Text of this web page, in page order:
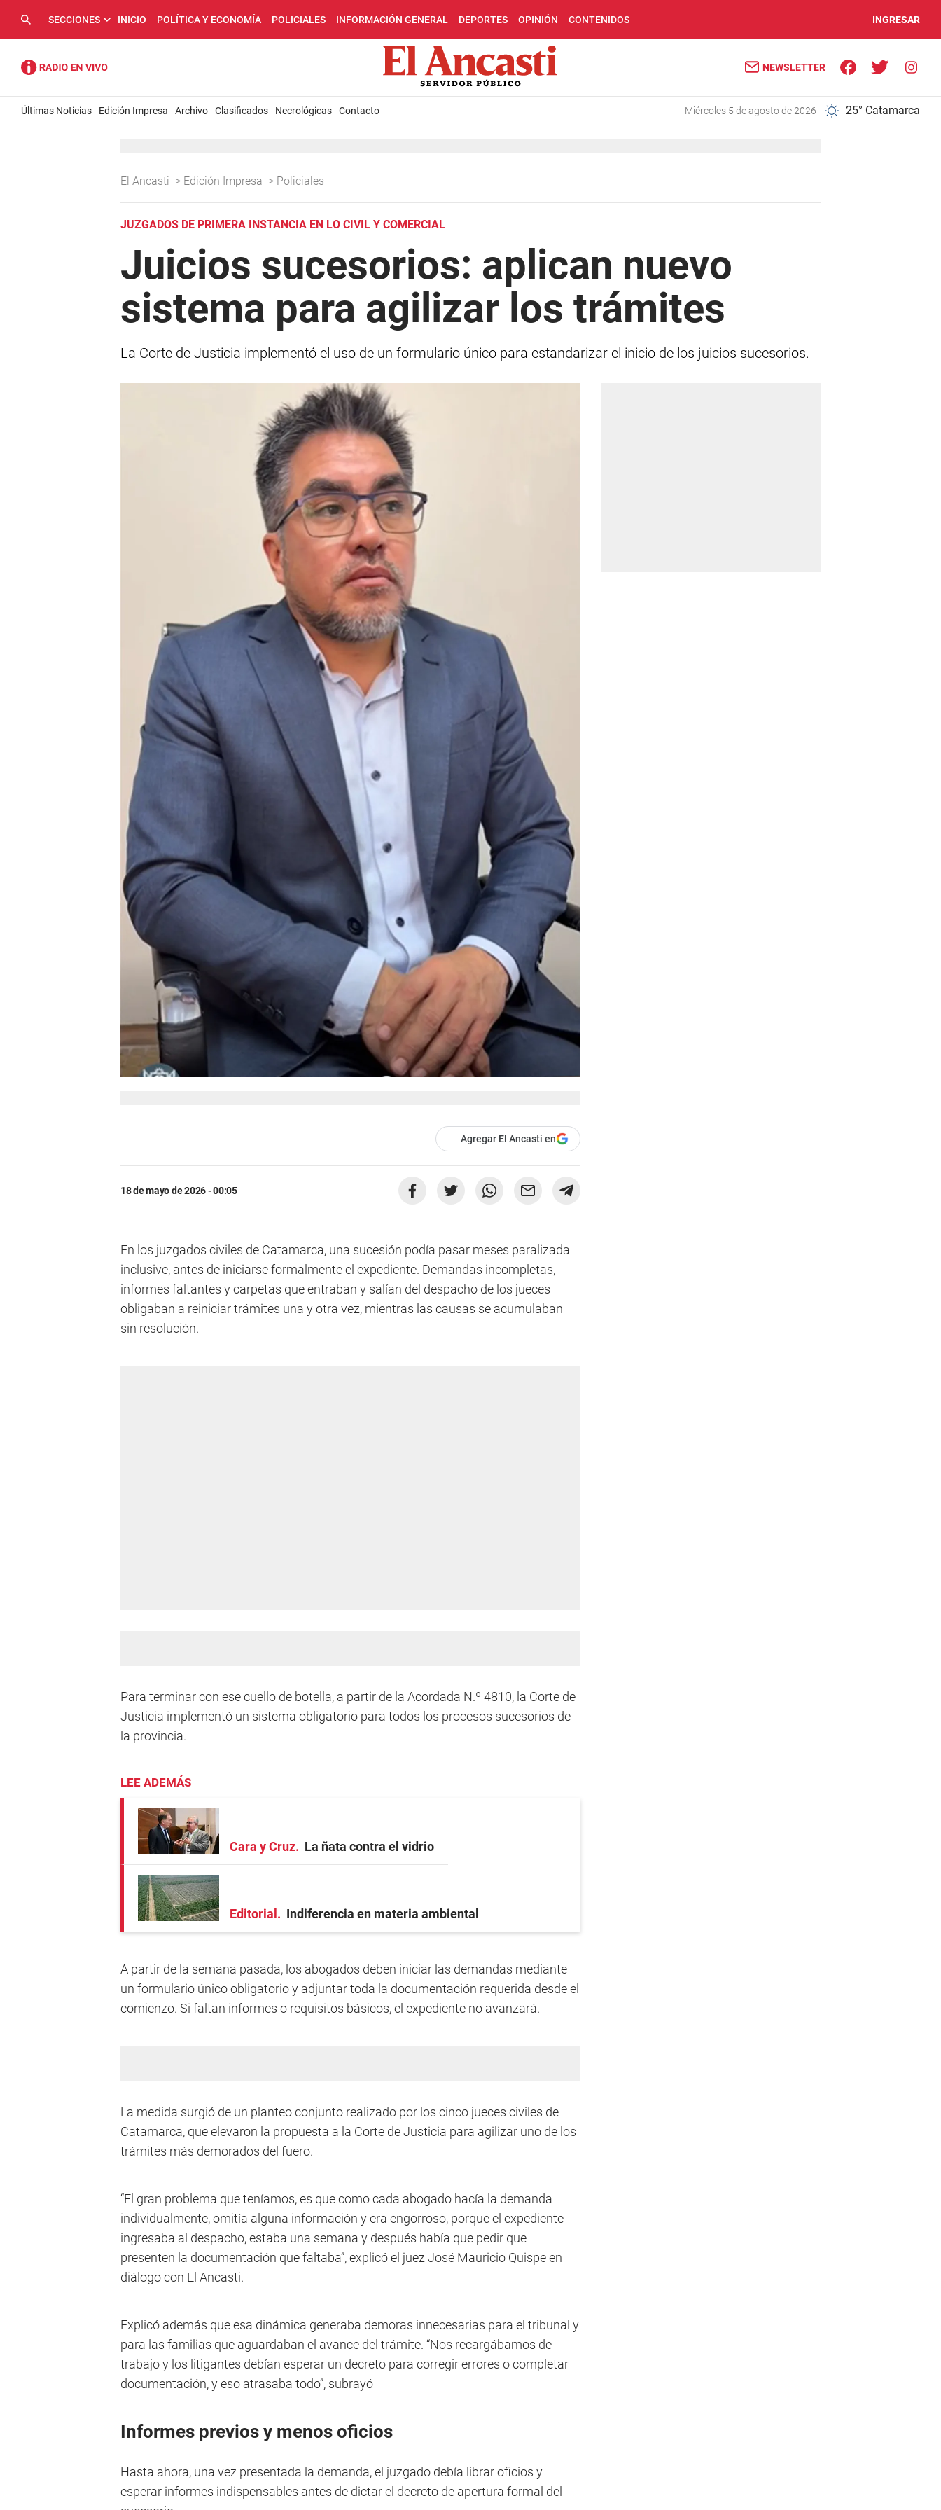
SECCIONES INICIO POLÍTICA Y ECONOMÍA POLICIALES INFORMACIÓN GENERAL DEPORTES OPINIÓN CONTENIDOS INGRESAR
NEWSLETTER
Últimas Noticias Edición Impresa Archivo Clasificados Necrológicas Contacto miércoles 5 de agosto de 2026 25° Catamarca
El Ancasti > Edición Impresa > Policiales
JUZGADOS DE PRIMERA INSTANCIA EN LO CIVIL Y COMERCIAL
Juicios sucesorios: aplican nuevo
sistema para agilizar los trámites
La Corte de Justicia implementó el uso de un formulario único para estandarizar el inicio de los juicios sucesorios.
Agregar El Ancasti en
18 de mayo de 2026 - 00:05
En los juzgados civiles de Catamarca, una sucesión podía pasar meses paralizada
inclusive, antes de iniciarse formalmente el expediente. Demandas incompletas,
informes faltantes y carpetas que entraban y salían del despacho de los jueces
obligaban a reiniciar trámites una y otra vez, mientras las causas se acumulaban
sin resolución.
Para terminar con ese cuello de botella, a partir de la Acordada N.º 4810, la Corte de
Justicia implementó un sistema obligatorio para todos los procesos sucesorios de
la provincia.
LEE ADEMÁS
Cara y Cruz La ñata contra el vidrio
Editorial Indiferencia en materia ambiental
A partir de la semana pasada, los abogados deben iniciar las demandas mediante
un formulario único obligatorio y adjuntar toda la documentación requerida desde el
comienzo. Si faltan informes o requisitos básicos, el expediente no avanzará.
La medida surgió de un planteo conjunto realizado por los cinco jueces civiles de
Catamarca, que elevaron la propuesta a la Corte de Justicia para agilizar uno de los
trámites más demorados del fuero.
“El gran problema que teníamos, es que como cada abogado hacía la demanda
individualmente, omitía alguna información y era engorroso, porque el expediente
ingresaba al despacho, estaba una semana y después había que pedir que
presenten la documentación que faltaba”, explicó el juez José Mauricio Quispe en
diálogo con El Ancasti.
Explicó además que esa dinámica generaba demoras innecesarias para el tribunal y
para las familias que aguardaban el avance del trámite. “Nos recargábamos de
trabajo y los litigantes debían esperar un decreto para corregir errores o completar
documentación, y eso atrasaba todo”, subrayó
Informes previos y menos oficios
Hasta ahora, una vez presentada la demanda, el juzgado debía librar oficios y
esperar informes indispensables antes de dictar el decreto de apertura formal del